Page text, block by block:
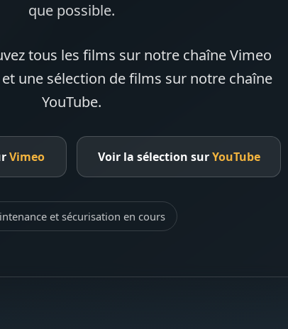
que possible.
tous les films sur notre chaîne Vimeo
et une sélection de films sur notre chaîne
YouTube.
Vimeo Voir la sélection surYouTube
et sécurisation en cours